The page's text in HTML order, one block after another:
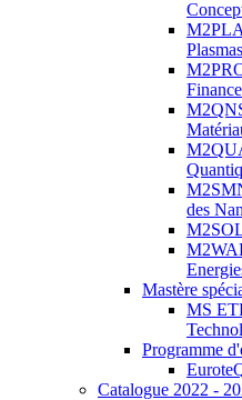
Finance
des
Mastère
MS
Programme
Catalogue 2022 -